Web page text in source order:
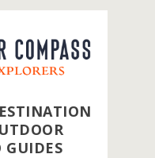
GUIDES